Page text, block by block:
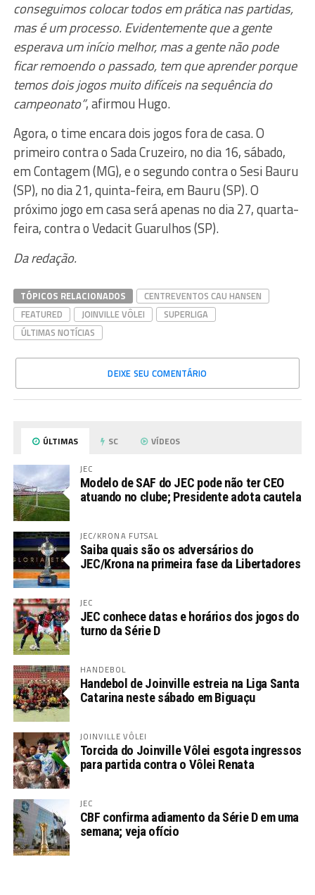
conseguimos colocar todos em prática nas partidas,
mas é um processo. Evidentemente que a gente
esperava um início melhor, mas a gente não pode
ficar remoendo o passado, tem que aprender porque
temos dois jogos muito difíceis na sequência do
campeonato”, afirmou Hugo.
Agora, o time encara dois jogos fora de casa. O
primeiro contra o Sada Cruzeiro, no dia 16, sábado,
em Contagem (MG), e o segundo contra o Sesi Bauru
(SP), no dia 21, quinta-feira, em Bauru (SP). O
próximo jogo em casa será apenas no dia 27, quarta-
feira, contra o Vedacit Guarulhos (SP).
Da redação.
TÓPICOS RELACIONADOS
CENTREVENTOS CAU HANSEN
FEATURED
JOINVILLE VÔLEI
SUPERLIGA
ÚLTIMAS NOTÍCIAS
DEIXE SEU COMENTÁRIO
ÚLTIMAS SC VÍDEOS
JEC
Modelo de SAF do JEC pode não ter CEO
atuando no clube; Presidente adota cautela
JEC/KRONA FUTSAL
Saiba quais são os adversários do
JEC/Krona na primeira fase da Libertadores
JEC
JEC conhece datas e horários dos jogos do
turno da Série D
HANDEBOL
Handebol de Joinville estreia na Liga Santa
Catarina neste sábado em Biguaçu
JOINVILLE VÔLEI
Torcida do Joinville Vôlei esgota ingressos
para partida contra o Vôlei Renata
JEC
CBF confirma adiamento da Série D em uma
semana; veja ofício